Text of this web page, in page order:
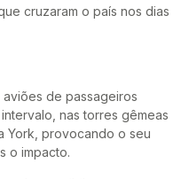
cruzaram o país nos dias
aviões de passageiros
nas torres gêmeas
York, provocando o seu
o impacto.